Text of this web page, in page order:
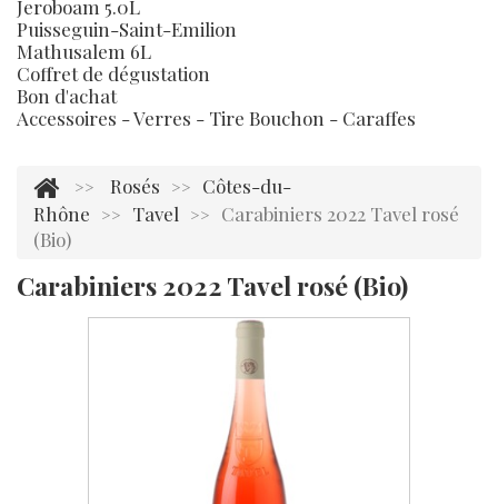
Jeroboam 5.0L
Puisseguin-Saint-Emilion
Mathusalem 6L
Coffret de dégustation
Bon d'achat
Accessoires - Verres - Tire Bouchon - Caraffes
>> Rosés >>
Côtes-du-
Rhône
>> Tavel >>
Carabiniers 2022 Tavel rosé
(Bio)
Carabiniers 2022 Tavel rosé (Bio)